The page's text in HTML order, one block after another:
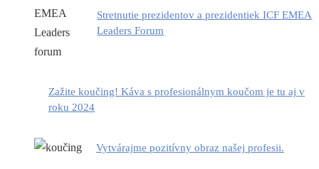
Stretnutie prezidentov a prezidentiek ICF EMEA
Leaders Forum
Zažite koučing! Káva s profesionálnym koučom je tu aj v
roku 2024
Vytvárajme pozitívny obraz našej profesii.